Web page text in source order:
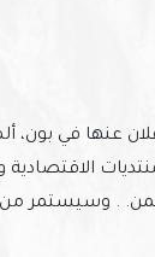
عنها في بون،
الاقتصادية